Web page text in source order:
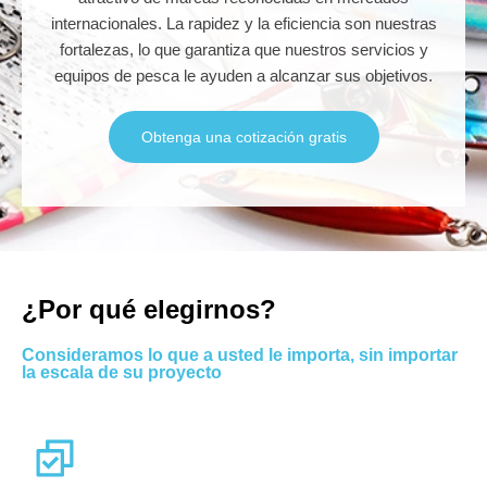
internacionales. La rapidez y la eficiencia son nuestras
fortalezas, lo que garantiza que nuestros servicios y
equipos de pesca le ayuden a alcanzar sus objetivos.
Obtenga una cotización gratis
¿Por qué elegirnos?
Consideramos lo que a usted le importa, sin importar
la escala de su proyecto